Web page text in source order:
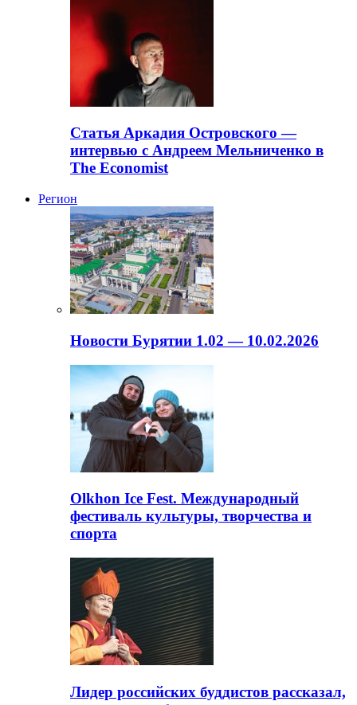
Статья Аркадия Островского —
интервью с Андреем Мельниченко в
The Economist
Регион
Новости Бурятии 1.02 — 10.02.2026
Olkhon Ice Fest. Международный
фестиваль культуры, творчества и
спорта
Лидер российских буддистов рассказал,